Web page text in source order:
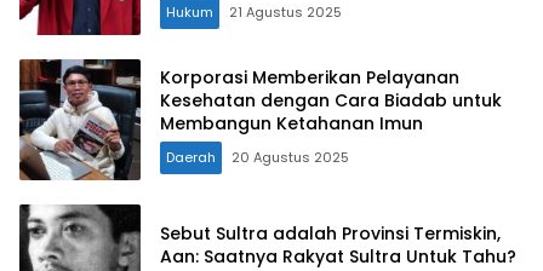
Hukum 21 Agustus 2025
Korporasi Memberikan Pelayanan
Kesehatan dengan Cara Biadab untuk
Membangun Ketahanan Imun
Daerah 20 Agustus 2025
Sebut Sultra adalah Provinsi Termiskin,
Aan: Saatnya Rakyat Sultra Untuk Tahu?